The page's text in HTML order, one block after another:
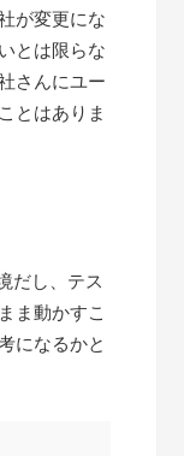
が変更にな
とは限らな
さんにユー
とはありま
だし、テス
ま動かすこ
になるかと